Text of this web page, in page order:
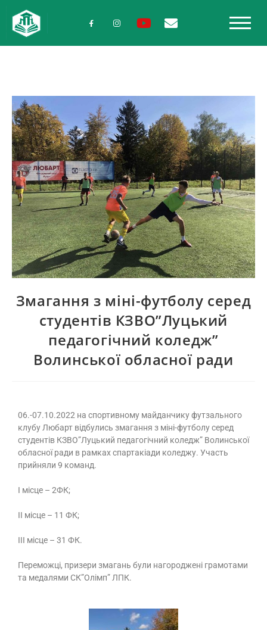
Змагання з міні-футболу серед
студентів КЗВО”Луцький
педагогічний коледж”
Волинської обласної ради
06.-07.10.2022 на спортивному майданчику футзального
клубу Любарт відбулись змагання з міні-футболу серед
студентів КЗВО”Луцький педагогічний коледж” Волинської
обласної ради в рамках спартакіади коледжу. Участь
прийняли 9 команд.
І місце – 2ФК;
ІІ місце – 11 ФК;
ІІІ місце – 31 ФК.
Переможці, призери змагань були нагороджені грамотами
та медалями СК”Олімп” ЛПК.